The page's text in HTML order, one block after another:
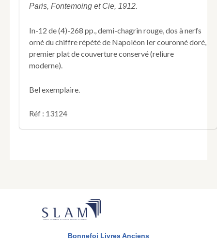
du
Bade.
Traduction,
introduction
Paris, Fontemoing et Cie, 1912.
In-12 de (4)-268 pp., demi-chagrin rouge, dos à nerfs
orné du chiffre répété de Napoléon Ier couronné doré,
premier plat de couverture conservé (reliure
moderne).
Bel exemplaire.
Réf : 13124
Bonnefoi Livres Anciens